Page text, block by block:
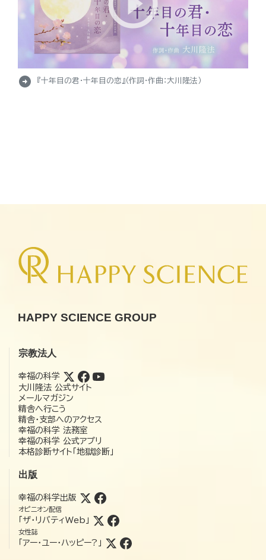
arrow_circle_right 『十年目の君・十年目の恋』（作詞・作曲：大川隆法）
HAPPY SCIENCE GROUP
宗教法人
幸福の科学
大川隆法 公式サイト
メールマガジン
精舎へ行こう
精舎・支部へのアクセス
幸福の科学 法務室
幸福の科学 公式アプリ
本格診断サイト「地獄診断」
出版
幸福の科学出版
オピニオン配信
「ザ・リバティWeb」
女性誌
「アー・ユー・ハッピー?」